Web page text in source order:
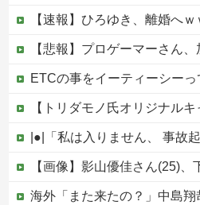
【速報】ひろゆき、離婚へｗ
【悲報】プロゲーマーさん、加藤純一信者を怒らせ
ETCの事をイーティーシーってゆっ
【トリダモノ氏オリジナルキャラクター】PLAMATEA
|●|「私は入りません、 事故起こさなきゃいい」と保険加入を勧められた推
【画像】影山優佳さん(25)、下着
海外「また来たの？」中島翔哉のポルティモネンセ